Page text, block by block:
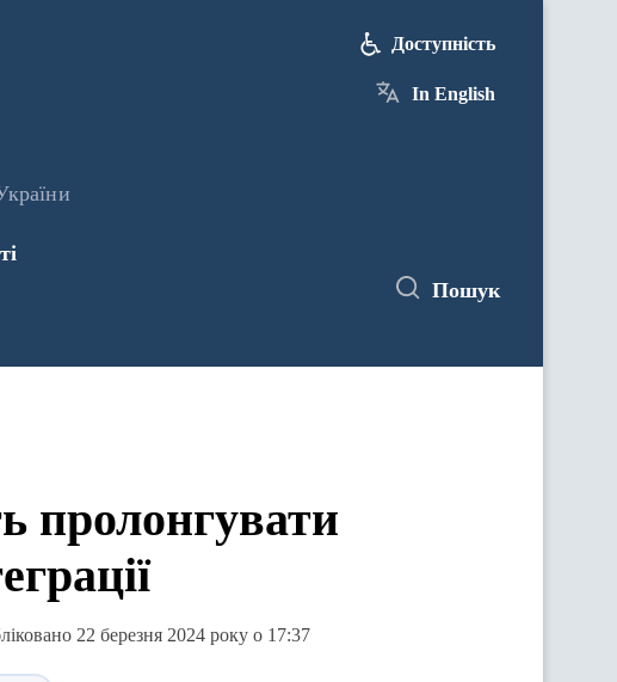
Доступність
In English
Пошук
пролонгувати
22 березня 2024 року о 17:37